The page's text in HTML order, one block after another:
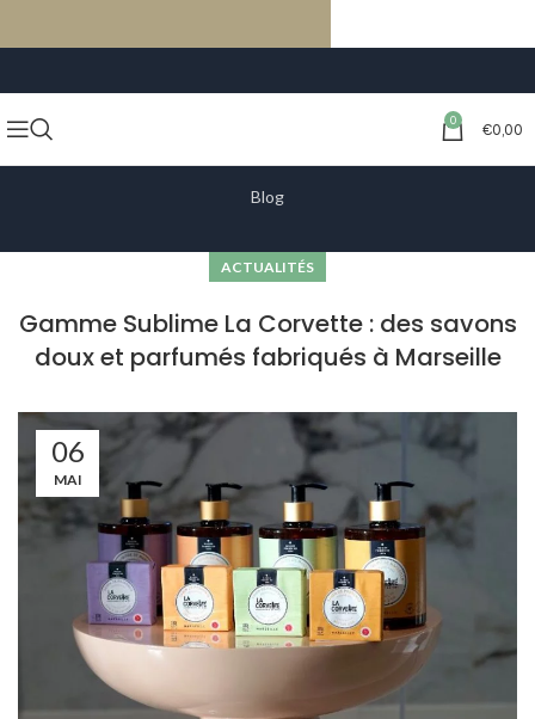
0 €0,00
Blog
ACTUALITÉS
Gamme Sublime La Corvette : des savons
doux et parfumés fabriqués à Marseille
06
MAI